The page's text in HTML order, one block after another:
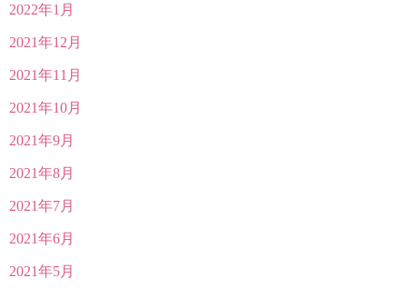
2022年1月
2021年12月
2021年11月
2021年10月
2021年9月
2021年8月
2021年7月
2021年6月
2021年5月